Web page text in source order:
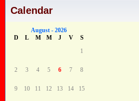
Calendar
August - 2026
D
L M M J V
S
1
2 3 4 5 6 7 8
9 10 11 12 13 14 15